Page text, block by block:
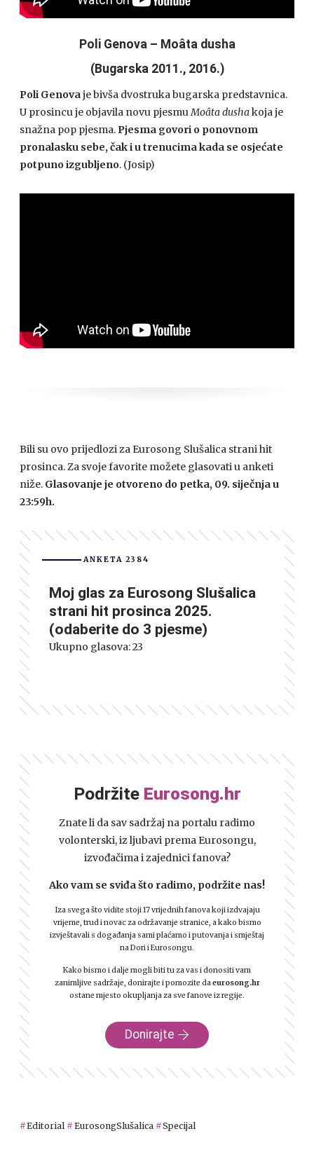
Poli Genova – Moâta dusha
(Bugarska 2011., 2016.)
Poli Genovaje bivša dvostruka bugarska predstavnica.
U prosincu je objavila novu pjesmuMoâta dushakoja je
snažna pop pjesma. Pjesma govori o ponovnom
pronalasku sebe, čak i u trenucima kada se osjećate
potpuno izgubljeno. (Josip)
Bili su ovo prijedlozi za Eurosong Slušalica strani hit
prosinca. Za svoje favorite možete glasovati u anketi
niže. Glasovanje je otvoreno do petka, 09. siječnja u
23:59h.
ANKETA 2384
Moj glas za Eurosong Slušalica
strani hit prosinca 2025.
(odaberite do 3 pjesme)
Ukupno glasova:23
Podržite Eurosong.hr
Znate li da sav sadržaj na portalu radimo
volonterski, iz ljubavi prema Eurosongu,
izvođačima i zajednici fanova?
Ako vam se sviđa što radimo, podržite nas!
Iza svega što vidite stoji 17 vrijednih fanova koji izdvajaju
vrijeme, trud i novac za održavanje stranice, a kako bismo
izvještavali s događanja sami plaćamo i putovanja i smještaj
na Dori i Eurosongu.
Kako bismo i dalje mogli biti tu za vas i donositi vam
zanimljive sadržaje, donirajte i pomozite da eurosong.hr
ostane mjesto okupljanja za sve fanove iz regije.
Donirajte
Editorial EurosongSlušalica Specijal